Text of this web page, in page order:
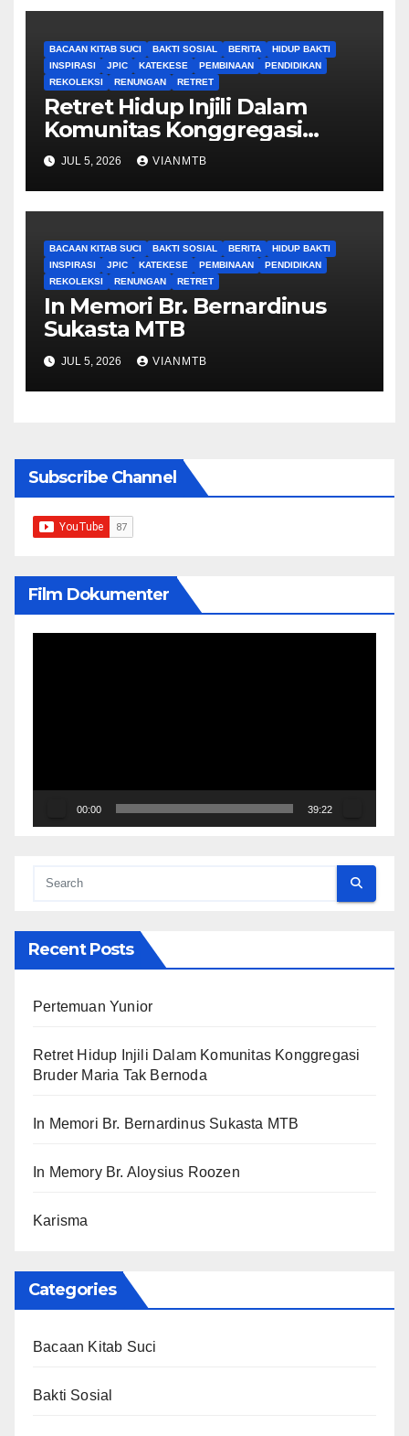
BACAAN KITAB SUCI BAKTI SOSIAL BERITA
HIDUP BAKTI
INSPIRASI
JPIC KATEKESE PEMBINAAN
PENDIDIKAN
REKOLEKSI
RENUNGAN RETRET
Retret Hidup Injili Dalam
Komunitas Konggregasi
Bruder Maria Tak Bernoda
JUL 5, 2026 VIANMTB
BACAAN KITAB SUCI BAKTI SOSIAL BERITA
HIDUP BAKTI
INSPIRASI
JPIC KATEKESE PEMBINAAN
PENDIDIKAN
REKOLEKSI
RENUNGAN RETRET
In Memori Br. Bernardinus
Sukasta MTB
JUL 5, 2026 VIANMTB
Subscribe Channel
Film Dokumenter
00:00 39:22
Recent Posts
Pertemuan Yunior
Retret Hidup Injili Dalam Komunitas Konggregasi
Bruder Maria Tak Bernoda
In Memori Br. Bernardinus Sukasta MTB
In Memory Br. Aloysius Roozen
Karisma
Categories
Bacaan Kitab Suci
Bakti Sosial